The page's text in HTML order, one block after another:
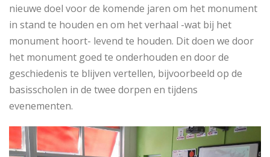
nieuwe doel voor de komende jaren om het monument
in stand te houden en om het verhaal -wat bij het
monument hoort- levend te houden. Dit doen we door
het monument goed te onderhouden en door de
geschiedenis te blijven vertellen, bijvoorbeeld op de
basisscholen in de twee dorpen en tijdens
evenementen.